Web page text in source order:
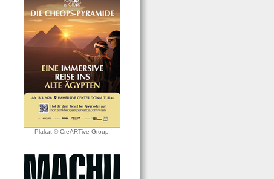
Plakat © CreARTive Group